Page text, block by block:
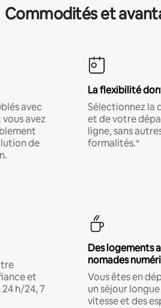
Commodités et
avec
avez
de
La flexibilité
Sélectionnez la
et de votre
ligne, sans
formalités.*
et
h/24, 7
Des logements
nomades
Vous êtes en
un séjour
vitesse et des